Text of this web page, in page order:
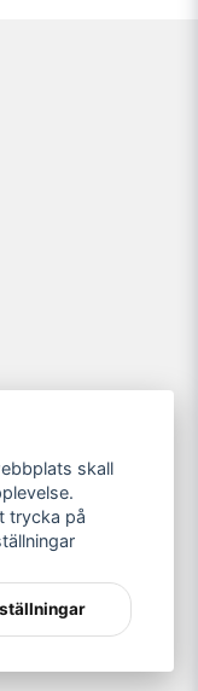
skall
trycka på